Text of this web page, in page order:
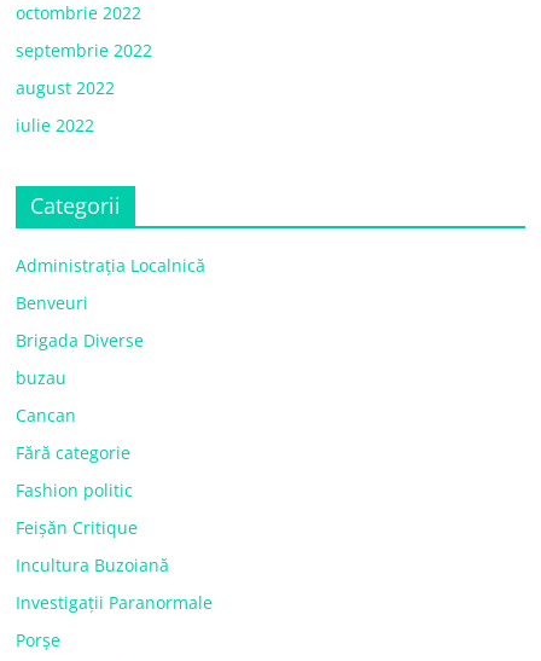
octombrie 2022
septembrie 2022
august 2022
iulie 2022
Categorii
Administrația Localnică
Benveuri
Brigada Diverse
buzau
Cancan
Fără categorie
Fashion politic
Feișăn Critique
Incultura Buzoiană
Investigații Paranormale
Porșe